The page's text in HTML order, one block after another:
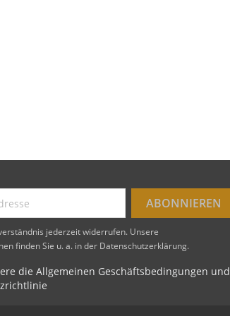
jederzeit widerrufen. Unsere
finden Sie u. a. in der Datenschutzerklärung.
die Allgemeinen Geschäftsbedingungen und